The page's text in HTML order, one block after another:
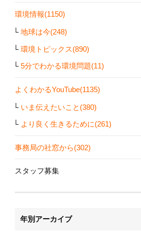
環境情報(1150)
地球は今(248)
環境トピックス(890)
5分でわかる環境問題(11)
よくわかるYouTube(1135)
いま伝えたいこと(380)
より良く生きるために(261)
事務局の社窓から(302)
スタッフ募集
年別アーカイブ